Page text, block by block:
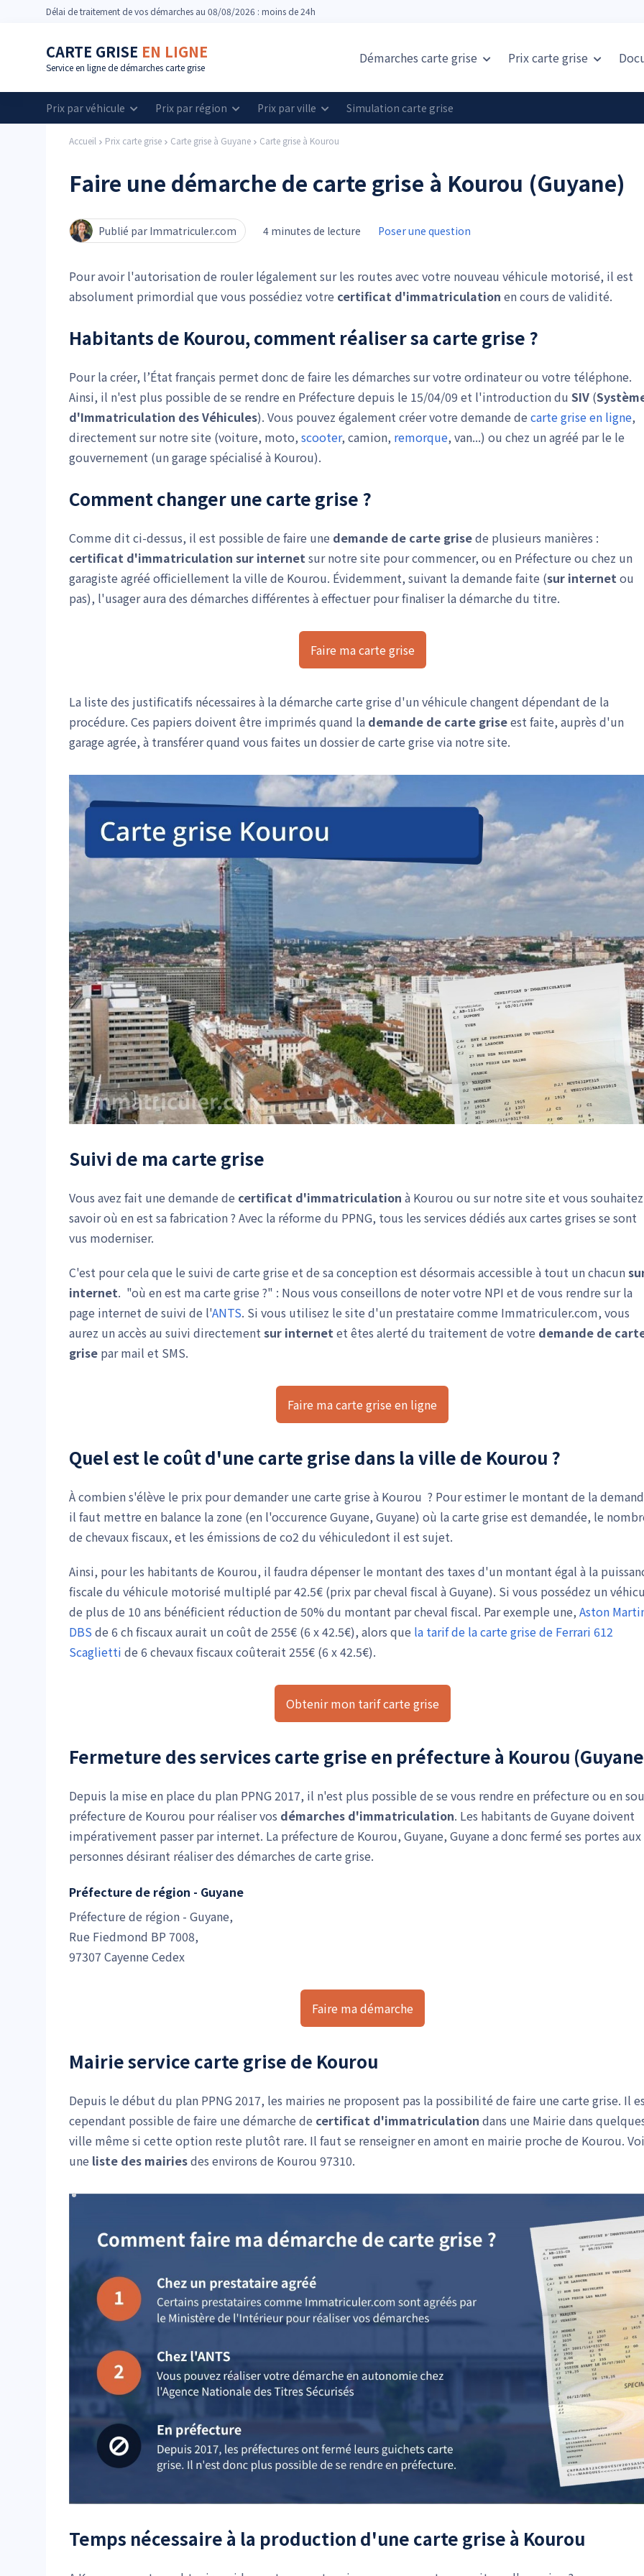
Délai de traitement de vos démarches au 08/08/2026 : moins de 24h
CARTE GRISE EN LIGNE
Service en ligne de démarches carte grise
Démarches carte grise Prixcarte grise
Prix par véhicule Prix par région Prix par ville Simulation carte grise
Accueil Prix carte grise Carte grise à Guyane Carte grise à Kourou
Faire une démarche de carte grise à Kourou (Guyane)
Publié par Immatriculer.com 4 minutes de lecture Poser une question
Pour avoir l'autorisation de rouler légalement sur les routes avec votre nouveau véhicule motorisé, il est
absolument primordial que vous possédiez votre certificat d'immatriculation en cours de validité.
Habitants de Kourou, comment réaliser sa carte grise ?
Pour la créer, l’État français permet donc de faire les démarches sur votre ordinateur ou votre téléphone.
Ainsi, il n'est plus possible de se rendre en Préfecture depuis le 15/04/09 et l'introduction du SIV (
d'Immatriculation des Véhicules). Vous pouvez également créer votre demande de carte grise en ligne,
directement sur notre site (voiture, moto, scooter, camion, remorque, van...) ou chez un agréé par le le
gouvernement (un garage spécialisé à Kourou).
Comment changer une carte grise ?
Comme dit ci-dessus, il est possible de faire une demande de carte grisede plusieurs manières :
certificat d'immatriculation sur internetsur notre site pour commencer, ou en Préfecture ou chez un
garagiste agréé officiellement la ville de Kourou. Évidemment, suivant la demande faite (sur internetou
pas), l'usager aura des démarches différentes à effectuer pour finaliser la démarche du titre.
Faire ma carte grise
La liste des justificatifs nécessaires à la démarche carte grise d'un véhicule changent dépendant de la
procédure. Ces papiers doivent être imprimés quand la demande de carte griseest faite, auprès d'un
garage agrée, à transférer quand vous faites un dossier de carte grise via notre site.
Suivi de ma carte grise
Vous avez fait une demande de certificat d'immatriculation à Kourou ou sur notre site et vous souhaitez
savoir où en est sa fabrication ? Avec la réforme du PPNG, tous les services dédiés aux cartes grises se sont
vus moderniser.
C'est pour cela que le suivi de carte grise et de sa conception est désormais accessible à tout un chacun
internet. "où en est ma carte grise ?" : Nous vous conseillons de noter votre NPI et de vous rendre sur la
page internet de suivi de l'ANTS. Si vous utilisez le site d'un prestataire comme Immatriculer.com, vous
aurez un accès au suivi directement sur internet et êtes alerté du traitement de votre demande de
grise par mail et SMS.
Faire ma carte grise en ligne
Quel est le coût d'une carte grise dans la ville de Kourou ?
À combien s'élève le prix pour demander une carte grise à Kourou ? Pour estimer le montant de la
il faut mettre en balance la zone (en l'occurence Guyane, Guyane) où la carte grise est demandée, le
de chevaux fiscaux, et les émissions de co2 du véhiculedont il est sujet.
Ainsi, pour les habitants de Kourou, il faudra dépenser le montant des taxes d'un montant égal à la
fiscale du véhicule motorisé multiplé par 42.5€ (prix par cheval fiscal à Guyane). Si vous possédez un
de plus de 10 ans bénéficient réduction de 50% du montant par cheval fiscal. Par exemple une, Aston
DBS de 6 ch fiscaux aurait un coût de 255€ (6 x 42.5€), alors que la tarif de la carte grise de Ferrari 612
Scaglietti de 6 chevaux fiscaux coûterait 255€ (6 x 42.5€).
Obtenir mon tarif carte grise
Fermeture des services carte grise en préfecture à Kourou
Depuis la mise en place du plan PPNG 2017, il n'est plus possible de se vous rendre en préfecture ou en
préfecture de Kourou pour réaliser vos démarches d'immatriculation. Les habitants de Guyane doivent
impérativement passer par internet. La préfecture de Kourou, Guyane, Guyane a donc fermé ses portes aux
personnes désirant réaliser des démarches de carte grise.
Préfecture de région - Guyane
Préfecture de région - Guyane,
Rue Fiedmond BP 7008,
97307 Cayenne Cedex
Faire ma démarche
Mairie service carte grise de Kourou
Depuis le début du plan PPNG 2017, les mairies ne proposent pas la possibilité de faire une carte grise. Il
cependant possible de faire une démarche de certificat d'immatriculation dans une Mairie dans
ville même si cette option reste plutôt rare. Il faut se renseigner en amont en mairie proche de Kourou.
une liste des mairiesdes environs de Kourou 97310.
Temps nécessaire à la production d'une carte grise à Kourou